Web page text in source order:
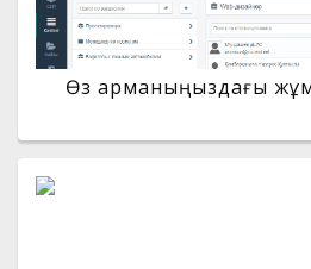
Өз арманыңыздағы